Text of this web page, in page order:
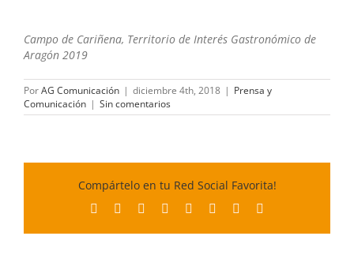
Campo de Cariñena, Territorio de Interés Gastronómico de
Aragón 2019
PorAG Comunicación | diciembre 4th, 2018 | Prensa y
Comunicación | Sin comentarios
Compártelo en tu Red Social Favorita!
Facebook Reddit LinkedIn
TumblrPinterest